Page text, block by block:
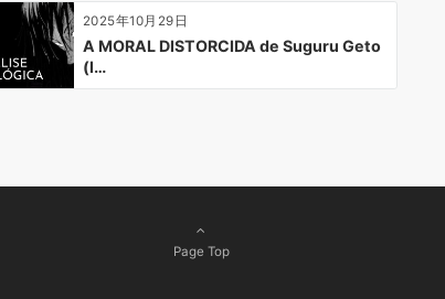
2025年10月29日
A MORAL DISTORCIDA de Suguru Geto
(I…
Page Top